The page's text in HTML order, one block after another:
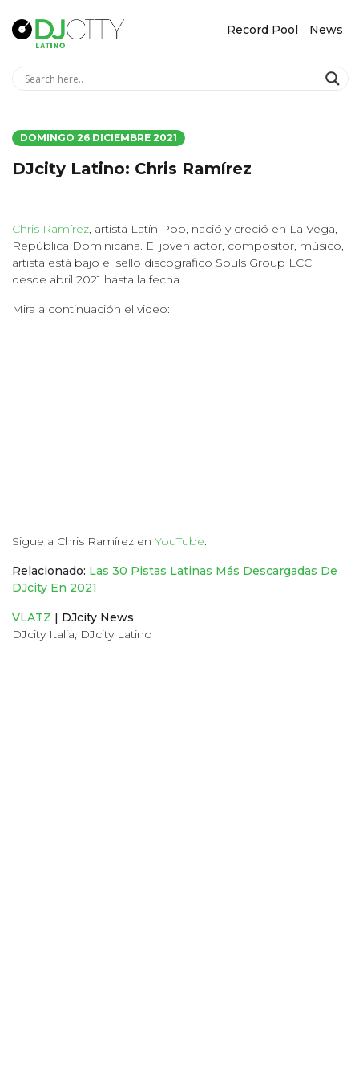
Record Pool News
DOMINGO 26 DICIEMBRE 2021
DJcity Latino: Chris Ramírez
Chris Ramírez, artista Latín Pop, nació y creció en La Vega,
República Dominicana. El joven actor, compositor, músico,
artista está bajo el sello discografico Souls Group LCC
desde abril 2021 hasta la fecha.
Mira a continuación el video:
Sigue a Chris Ramírez en YouTube
Relacionado: Las 30 Pistas Latinas Más Descargadas De
DJcity En 2021
VLATZ | DJcity News
DJcity Italia DJcity Latino